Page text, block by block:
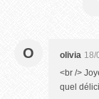
O olivia 18/
<br />
quel